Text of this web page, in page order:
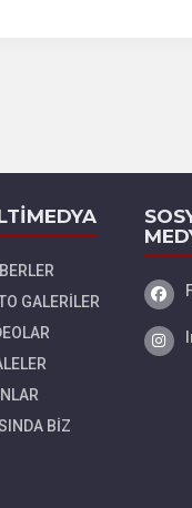
GALERİLER
BİZ